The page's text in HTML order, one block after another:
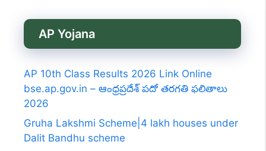
AP Yojana
AP 10th Class Results 2026 Link Online
bse.ap.gov.in – ఆంధ్రప్రదేశ్ పదో తరగతి ఫలితాలు
2026
Gruha Lakshmi Scheme|4 lakh houses under
Dalit Bandhu scheme